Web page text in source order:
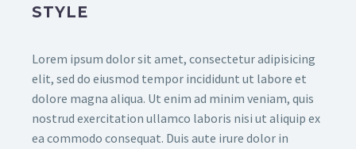
STYLE
Lorem ipsum dolor sit amet, consectetur adipisicing
elit, sed do eiusmod tempor incididunt ut labore et
dolore magna aliqua. Ut enim ad minim veniam, quis
nostrud exercitation ullamco laboris nisi ut aliquip ex
ea commodo consequat. Duis aute irure dolor in